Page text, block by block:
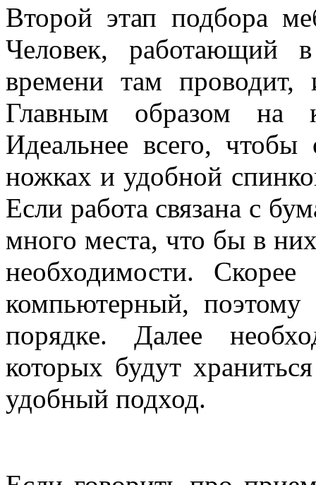
Второй этап подбора
Человек, работающий
времени там
Главным образом на
Идеальнее всего,
ножках и удобной
Если работа связана с
много места, что бы в
необходимости.
компьютерный,
порядке. Далее
которых будут
удобный подход.